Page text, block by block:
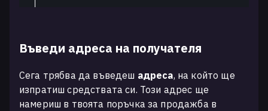
Въведи адреса на получателя
Сега трябва да въведеш адреса, на който ще
изпратиш средствата си. Този адрес ще
намериш в твоята поръчка за продажба в